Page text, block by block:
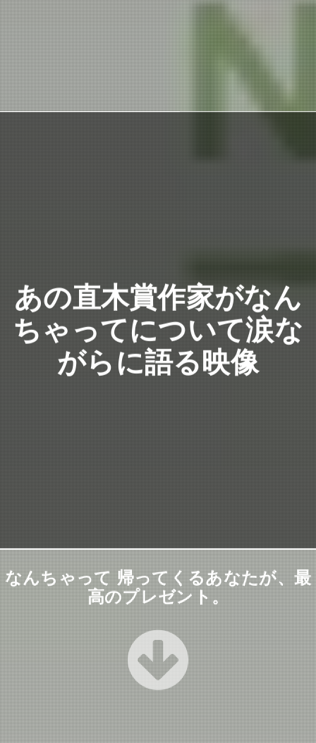
あの直木賞作家がなん
ちゃってについて涙な
がらに語る映像
なんちゃって 帰ってくるあなたが、最
高のプレゼント。